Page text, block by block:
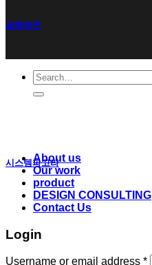
글램핑존
시스템파고라
Search
for:
About us
Our work
product
DESIGN CONSULTING
Contact Us
Login
Username or email address *